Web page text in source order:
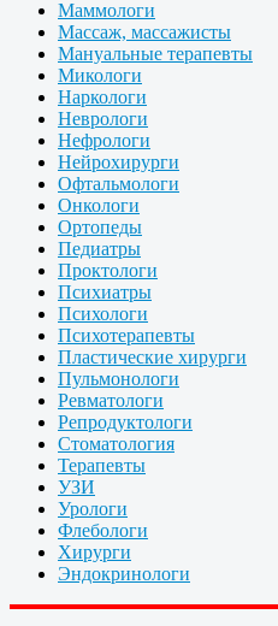
Маммологи
Массаж, массажисты
Мануальные терапевты
Микологи
Наркологи
Неврологи
Нефрологи
Нейрохирурги
Офтальмологи
Онкологи
Ортопеды
Педиатры
Проктологи
Психиатры
Психологи
Психотерапевты
Пластические хирурги
Пульмонологи
Ревматологи
Репродуктологи
Стоматология
Терапевты
УЗИ
Урологи
Флебологи
Хирурги
Эндокринологи